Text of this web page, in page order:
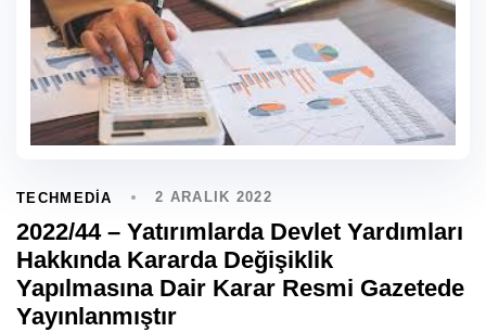
TECHMEDIA 2 ARALIK 2022
2022/44 – Yatırımlarda Devlet Yardımları
Hakkında Kararda Değişiklik
Yapılmasına Dair Karar Resmi Gazetede
Yayınlanmıştır